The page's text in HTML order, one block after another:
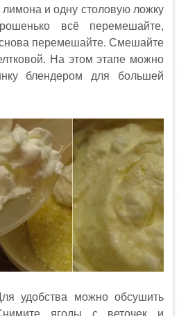
и одну столовую ложку
всё перемешайте,
перемешайте. Смешайте
На этом этапе можно
блендером для большей
удобства можно обсушить